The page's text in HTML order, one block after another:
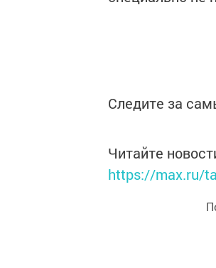
Следите за
Читайте
https://max.ru/